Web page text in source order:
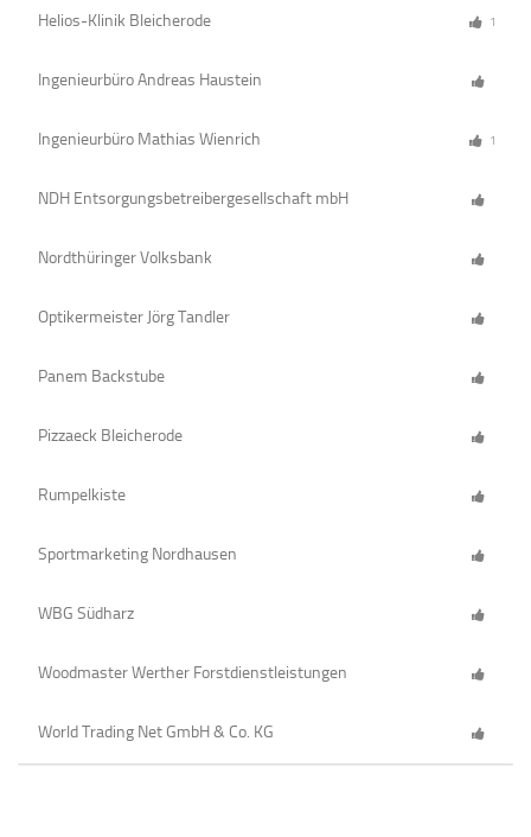
Helios-Klinik Bleicherode 1
Ingenieurbüro Andreas Haustein
Ingenieurbüro Mathias Wienrich 1
NDH Entsorgungsbetreibergesellschaft mbH
Nordthüringer Volksbank
Optikermeister Jörg Tandler
Panem Backstube
Pizzaeck Bleicherode
Rumpelkiste
Sportmarketing Nordhausen
WBG Südharz
Woodmaster Werther Forstdienstleistungen
World Trading Net GmbH & Co. KG